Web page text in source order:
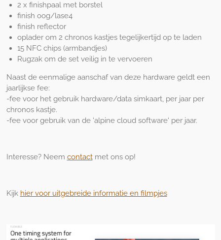
2 x finishpaal met borstel
finish oog/lase4
finish reflector
oplader om 2 chronos kastjes tegelijkertijd op te laden
15 NFC chips (armbandjes)
Rugzak om de set veilig in te vervoeren
Naast de eenmalige aanschaf van deze hardware geldt een
jaarlijkse fee:
-fee voor het gebruik hardware/data simkaart, per jaar per
chronos kastje.
-fee voor gebruik van de 'alpine cloud software' per jaar.
Interesse? Neem contactmet ons op!
Kijk hier voor uitgebreide informatie en filmpjes